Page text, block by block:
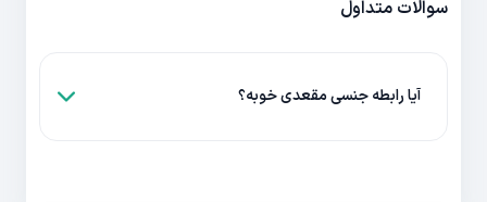
سوالات متداول
آیا رابطه جنسی مقعدی خوبه؟